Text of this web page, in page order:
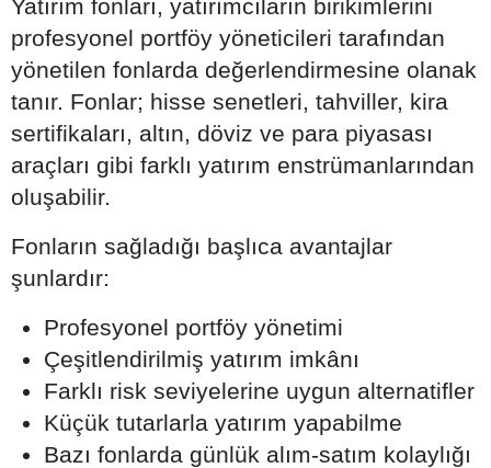
Yatırım fonları, yatırımcıların birikimlerini
profesyonel portföy yöneticileri tarafından
yönetilen fonlarda değerlendirmesine olanak
tanır. Fonlar; hisse senetleri, tahviller, kira
sertifikaları, altın, döviz ve para piyasası
araçları gibi farklı yatırım enstrümanlarından
oluşabilir.
Fonların sağladığı başlıca avantajlar
şunlardır:
Profesyonel portföy yönetimi
Çeşitlendirilmiş yatırım imkânı
Farklı risk seviyelerine uygun alternatifler
Küçük tutarlarla yatırım yapabilme
Bazı fonlarda günlük alım-satım kolaylığı